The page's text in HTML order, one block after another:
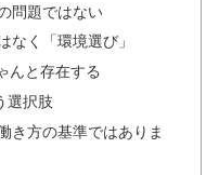
問題ではない
なく「環境選び」
んと存在する
選択肢
き方の基準ではありま